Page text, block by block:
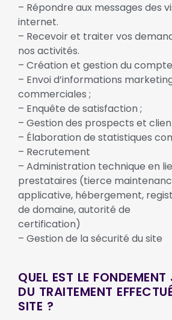
– Répondre aux messages des
internet.
– Recevoir et traiter vos
nos activités.
– Création et gestion du
– Envoi d’informations
commerciales ;
– Enquête de satisfaction ;
– Gestion des prospects et
– Élaboration de statistiques
– Recrutement
– Administration technique en
prestataires (tierce
applicative, hébergement,
de domaine, autorité de
certification)
– Gestion de la sécurité du site
QUEL EST LE FONDEMENT
DU TRAITEMENT
SITE ?